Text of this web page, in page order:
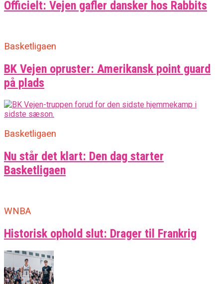
Officielt: Vejen gafler dansker hos Rabbits
Basketligaen
BK Vejen opruster: Amerikansk point guard
på plads
Basketligaen
Nu står det klart: Den dag starter
Basketligaen
WNBA
Historisk ophold slut: Drager til Frankrig